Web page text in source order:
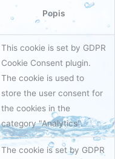
Popis
This cookie is set by GDPR
Cookie Consent plugin.
The cookie is used to
store the user consent for
the cookies in the
category "Analytics".
The cookie is set by GDPR